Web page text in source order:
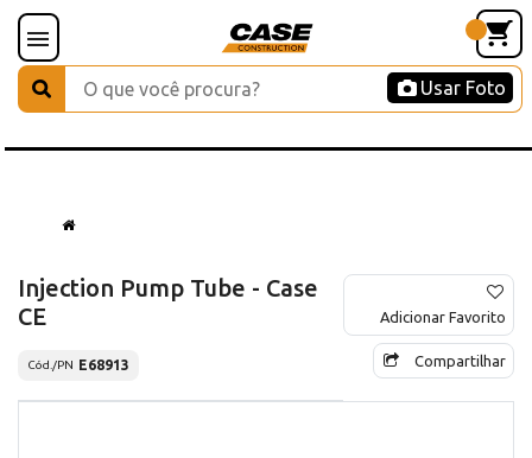
Usar Foto
Injection Pump Tube - Case
CE
Cód./PN E68913
Adicionar Favorito
Compartilhar